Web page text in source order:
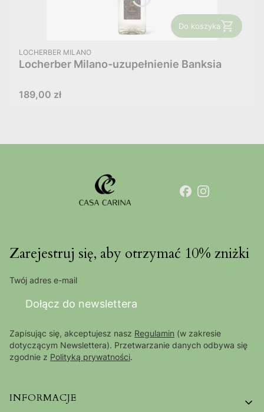
Do koszyka
PRODUCENT
LOCHERBER MILANO
Locherber Milano-uzupełnienie Banksia
Cena
189,00 zł
Zarejestruj się, aby otrzymać 10% zniżki
Twój adres e-mail
Dołącz do newslettera
Zapisując się, akceptujesz nasz Regulamin (w zakresie
dotyczącym Newslettera). Przetwarzanie danych odbywa się
zgodnie z Polityką prywatności.
Linki w stopce
INFORMACJE